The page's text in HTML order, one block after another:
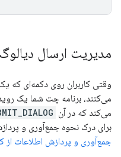
مدیریت ارسال دیالوگ
وقتی کاربران روی دکمه‌ای که
می‌کنند، برنامه چت شما یک
می‌کند که در آن
برای درک نحوه جمع‌آوری و
جمع‌آوری و پردازش اطلاعات از